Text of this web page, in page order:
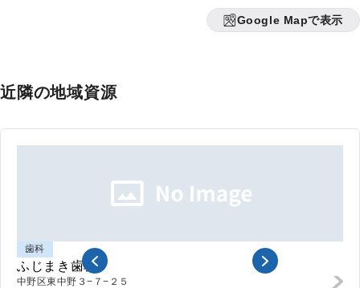
Google Mapで表示
近隣の地域資源
歯科
ふじまき歯科
中野区東中野 ３−７−２５